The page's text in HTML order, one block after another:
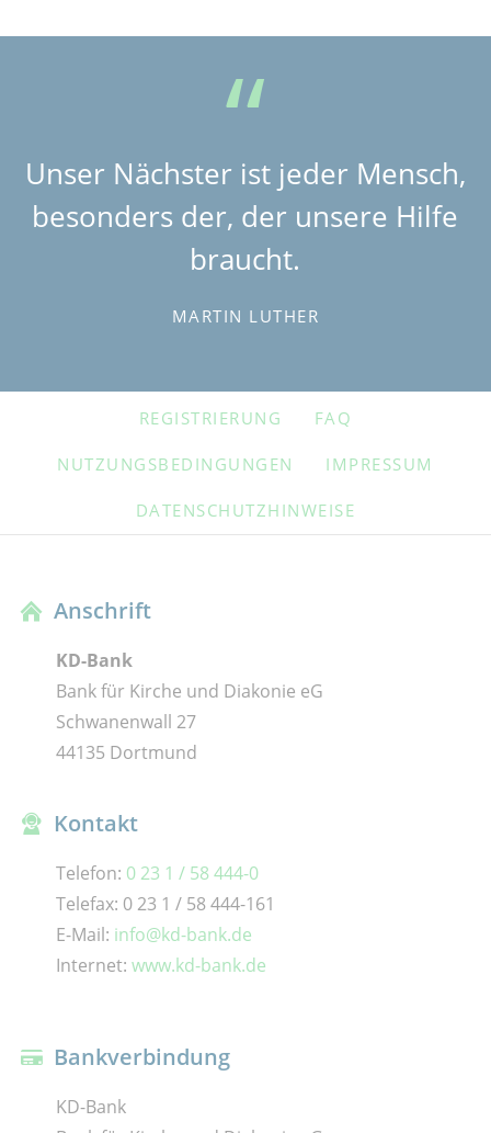
Unser Nächster ist jeder Mensch,
besonders der, der unsere Hilfe
braucht.
MARTIN LUTHER
NAVIGATION
REGISTRIERUNG FAQ
NUTZUNGSBEDINGUNGEN IMPRESSUM
DATENSCHUTZHINWEISE
Anschrift
KD-Bank
Bank für Kirche und Diakonie eG
Schwanenwall 27
44135 Dortmund
Kontakt
Telefon: 0 23 1 / 58 444-0
Telefax: 0 23 1 / 58 444-161
E-Mail: info@kd-bank.de
Internet: www.kd-bank.de
Bankverbindung
KD-Bank